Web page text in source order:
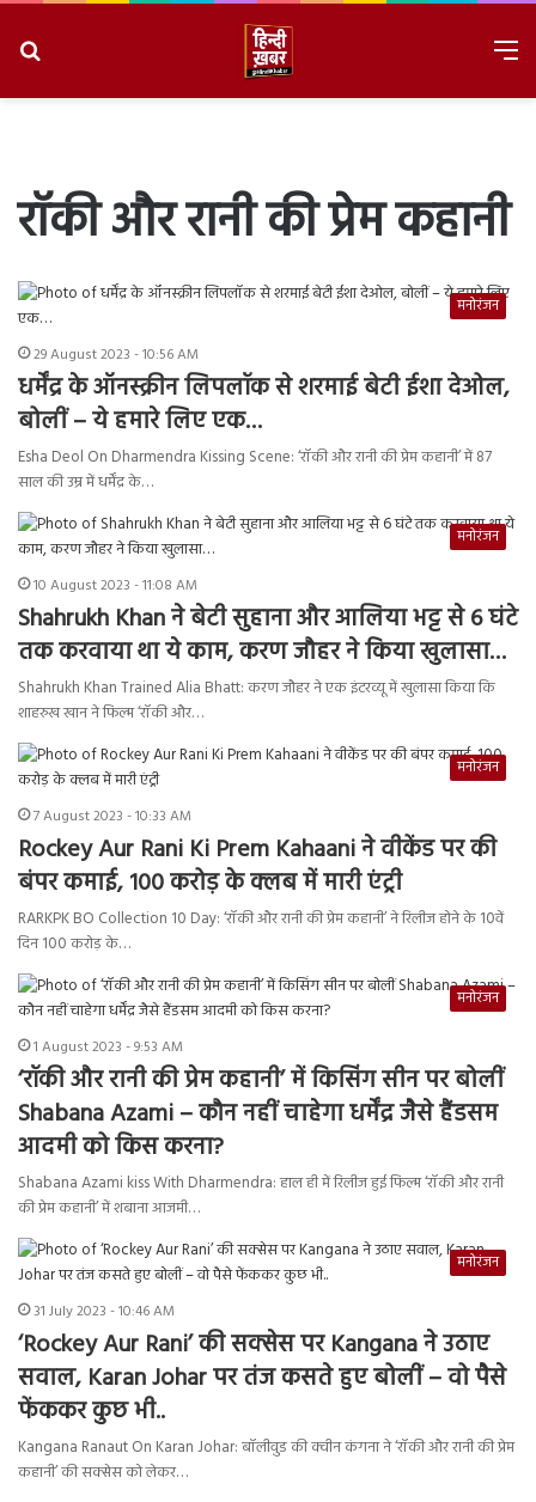
रॉकी और रानी की प्रेम कहानी
मनोरंजन
29 August 2023 - 10:56 AM
धर्मेंद्र के ऑनस्क्रीन लिपलॉक से शरमाई बेटी ईशा देओल,
बोलीं – ये हमारे लिए एक…
Esha Deol On Dharmendra Kissing Scene: ‘रॉकी और रानी की प्रेम कहानी’ में 87
साल की उम्र में धर्मेंद्र के…
मनोरंजन
10 August 2023 - 11:08 AM
Shahrukh Khan ने बेटी सुहाना और आलिया भट्ट से 6 घंटे
तक करवाया था ये काम, करण जौहर ने किया खुलासा…
Shahrukh Khan Trained Alia Bhatt: करण जौहर ने एक इंटरव्यू में खुलासा किया कि
शाहरुख खान ने फिल्म ‘रॉकी और…
मनोरंजन
7 August 2023 - 10:33 AM
Rockey Aur Rani Ki Prem Kahaani ने वीकेंड पर की
बंपर कमाई, 100 करोड़ के क्लब में मारी एंट्री
RARKPK BO Collection 10 Day: ‘रॉकी और रानी की प्रेम कहानी’ ने रिलीज होने के 10वें
दिन 100 करोड़ के…
मनोरंजन
1 August 2023 - 9:53 AM
‘रॉकी और रानी की प्रेम कहानी’ में किसिंग सीन पर बोलीं
Shabana Azami – कौन नहीं चाहेगा धर्मेंद्र जैसे हैंडसम
आदमी को किस करना?
Shabana Azami kiss With Dharmendra: हाल ही में रिलीज हुई फिल्म ‘रॉकी और रानी
की प्रेम कहानी’ में शबाना आजमी…
मनोरंजन
31 July 2023 - 10:46 AM
‘Rockey Aur Rani’ की सक्सेस पर Kangana ने उठाए
सवाल, Karan Johar पर तंज कसते हुए बोलीं – वो पैसे
फेंककर कुछ भी..
Kangana Ranaut On Karan Johar: बॉलीवुड की क्वीन कंगना ने ‘रॉकी और रानी की प्रेम
कहानी’ की सक्सेस को लेकर…